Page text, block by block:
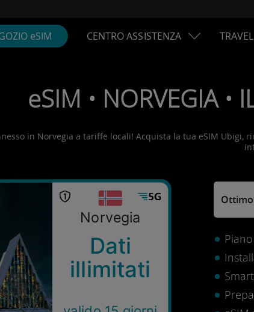
eSIM CENTRO ASSISTENZA
eSIM • NORVEGIA •
in Norvegia a tariffe locali! Acquista la tua eSIM Ubigi,
Norvegia
Dati
illimitati
Ottimo